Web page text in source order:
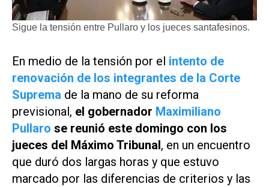
Sigue la tensión entre Pullaro y los jueces santafesinos.
En medio de la tensión por el intento de
renovación de los integrantes de la Corte
Suprema de la mano de su reforma
previsional, el gobernador Maximiliano
Pullaro se reunió este domingo con los
jueces del Máximo Tribunal, en un encuentro
que duró dos largas horas y que estuvo
marcado por las diferencias de criterios y las